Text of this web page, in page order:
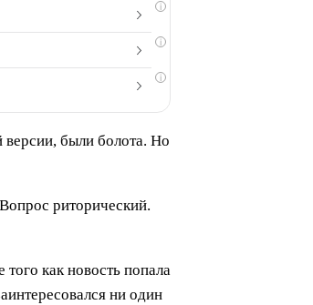
i
i
i
были болота. Но
риторический.
как новость попала
ни один